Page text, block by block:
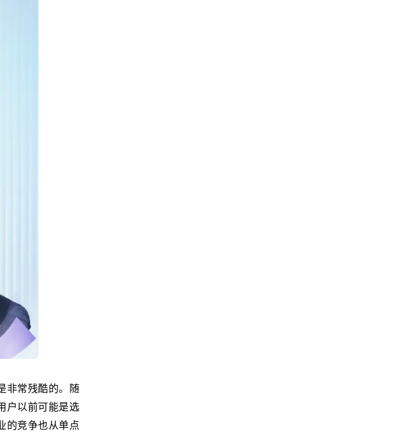
非常残酷的。随
户以前可能是选
的竞争也从单点